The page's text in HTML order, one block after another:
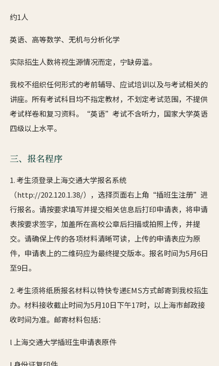
约1人
英语、高等数学、无机与分析化学
实际招生人数将视生源情况而定，宁缺毋滥。
我校不组织任何形式的考前辅导、应试培训以及与考试相关的
讲座。所有考试科目均不指定教材，不划定考试范围，不提供
考试样卷和复习资料。“英语”考试不含听力，国家大学英语
四级以上水平。
三、报名程序
1. 考生须登录上海交通大学报名系统
（http://202.120.1.38/），选择页面右上角“插班生注册”进
行报名。请按要求填写并提交相关信息后打印申请表，将申请
表按要求签字，加盖所在高校公章后扫描或拍照上传，并提
交。请确保上传的各项材料清晰可读，上传的申请表应为原
件，申请表上的二维码应为最终提交版本。报名时间为5月6日
至9日。
2. 考生须将纸质报名材料以特快专递EMS方式邮寄到我校招生
办。材料接收截止时间为5月10日下午17时，以上海市邮政接
收时间为准。邮寄材料包括：
l 上海交通大学插班生申请表原件